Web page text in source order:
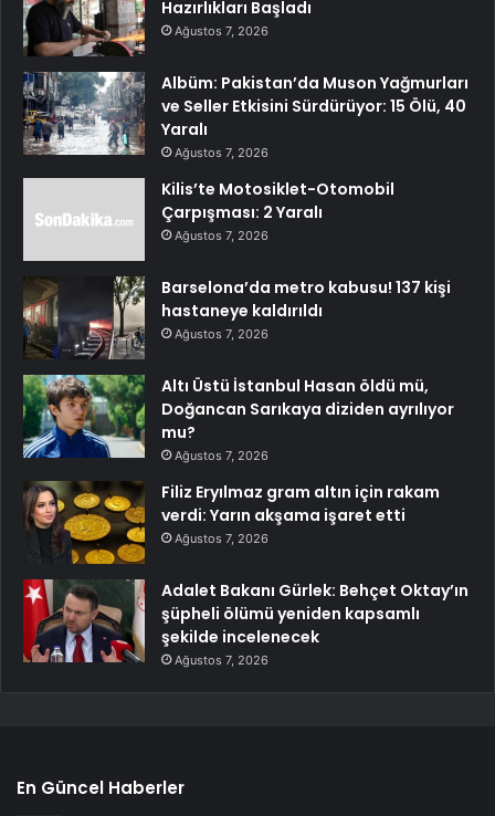
Hazırlıkları Başladı
Ağustos 7, 2026
Albüm: Pakistan’da Muson Yağmurları
ve Seller Etkisini Sürdürüyor: 15 Ölü, 40
Yaralı
Ağustos 7, 2026
Kilis’te Motosiklet-Otomobil
Çarpışması: 2 Yaralı
Ağustos 7, 2026
Barselona’da metro kabusu! 137 kişi
hastaneye kaldırıldı
Ağustos 7, 2026
Altı Üstü İstanbul Hasan öldü mü,
Doğancan Sarıkaya diziden ayrılıyor
mu?
Ağustos 7, 2026
Filiz Eryılmaz gram altın için rakam
verdi: Yarın akşama işaret etti
Ağustos 7, 2026
Adalet Bakanı Gürlek: Behçet Oktay’ın
şüpheli ölümü yeniden kapsamlı
şekilde incelenecek
Ağustos 7, 2026
En Güncel Haberler